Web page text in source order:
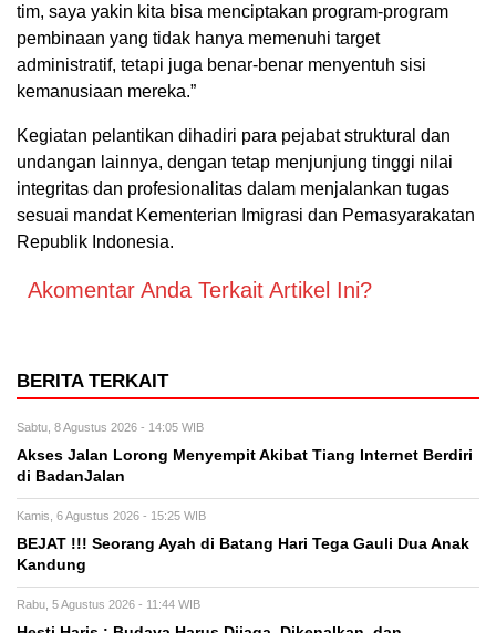
tim, saya yakin kita bisa menciptakan program-program
pembinaan yang tidak hanya memenuhi target
administratif, tetapi juga benar-benar menyentuh sisi
kemanusiaan mereka.”
Kegiatan pelantikan dihadiri para pejabat struktural dan
undangan lainnya, dengan tetap menjunjung tinggi nilai
integritas dan profesionalitas dalam menjalankan tugas
sesuai mandat Kementerian Imigrasi dan Pemasyarakatan
Republik Indonesia.
Akomentar Anda Terkait Artikel Ini?
BERITA TERKAIT
Sabtu, 8 Agustus 2026 - 14:05 WIB
Akses Jalan Lorong Menyempit Akibat Tiang Internet Berdiri
di BadanJalan
Kamis, 6 Agustus 2026 - 15:25 WIB
BEJAT !!! Seorang Ayah di Batang Hari Tega Gauli Dua Anak
Kandung
Rabu, 5 Agustus 2026 - 11:44 WIB